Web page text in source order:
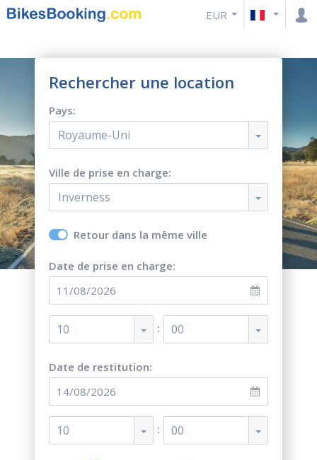
EUR
Rechercher une location
Pays:
Royaume-Uni
Ville de prise en charge:
Inverness
Retour dans la même ville
Date de prise en charge:
10 : 00
Date de restitution:
10 : 00